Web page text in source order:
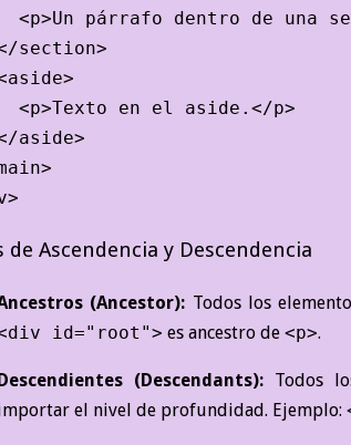
<p>Un párrafo dentro de una
section>
<p>Texto en el aside.</p>
aside>
de Ascendencia y Descendencia
(Ancestor): Todos los
id="root"> es ancestro de <p>.
(Descendants): Todos
el nivel de profundidad. Ejemplo: